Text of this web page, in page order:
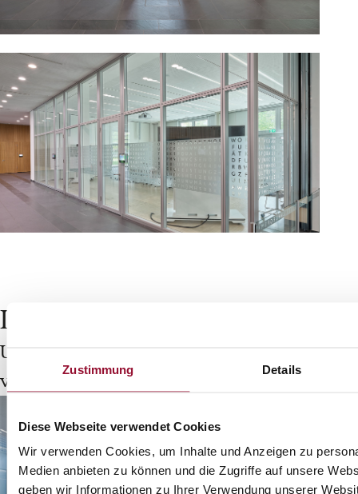
Zustimmung Details
Diese Webseite verwendet Cookies
Wir verwenden Cookies, um Inhalte und Anzeigen zu
Medien anbieten zu können und die Zugriffe auf unsere
geben wir Informationen zu Ihrer Verwendung unserer
Lassen Sie sich inspirieren:
Unsere Referenzen zeigen, wie
vielseitig Raumgestaltung sein kann.